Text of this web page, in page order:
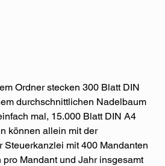
Ordner stecken 300 Blatt DIN
durchschnittlichen Nadelbaum
mal, 15.000 Blatt DIN A4
können allein mit der
mit 400 Mandanten
Mandant und Jahr insgesamt